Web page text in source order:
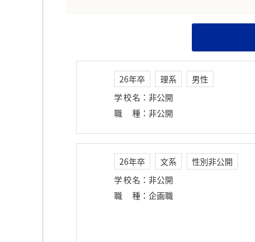
26年卒 理系
男性
学校名 ： 非公開
職種 ： 非公開
26年卒 文系
性別非公開
学校名 ： 非公開
職種 ： 企画職